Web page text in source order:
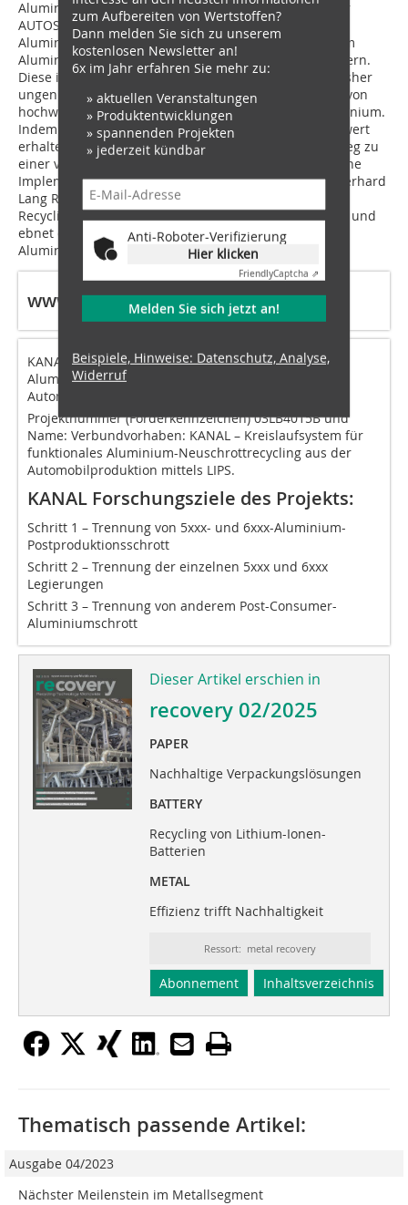
Aluminiumlieferkette nachhaltiger zu gestalten. Unser
AUTOSORT™ PULSE-System ermöglicht es
Aluminiumherstellern, die Verwendung von recyceltem
Aluminium in ihren Produktionsprozessen zu verbessern.
Diese innovative Lösung ermöglicht den Zugang zu bisher
ungenutzten Schrottquellen und die Rückgewinnung von
hochwertigem, ‚legierungsgetreuem‘ recyceltem Aluminium.
Indem wir Downcycling verhindern und den Materialwert
erhalten, schließen wir eine weitere Lücke auf dem Weg zu
einer vollständigen Materialzirkularität. Die erfolgreiche
Implementierung unserer Technologie im Werk der Gerhard
Lang Recycling GmbH zeigt, dass ein geschlossener
Recycling-Kreislauf für Produktionsabfälle möglich ist, und
ebnet den Weg für eine weniger kohlenstoffintensive
Aluminium-Lieferkette.“
www.tomra.com
KANAL steht für „Kreislaufsystem für funktio­nales
Aluminium-Neuschrottrecycling aus der
Automobilproduktion mittels LIPS“.
Projektnummer (Förderkennzeichen) 03LB4015B und
Name: Verbundvorhaben: KANAL – Kreislaufsystem für
funktionales Aluminium-Neuschrottrecycling aus der
Automobilproduktion mittels LIPS.
KANAL Forschungsziele des Projekts:
Schritt 1 – Trennung von 5xxx- und 6xxx-Aluminium-
Postproduktionsschrott
Schritt 2 – Trennung der einzelnen 5xxx und 6xxx
Legierungen
Schritt 3 – Trennung von anderem Post-Consumer-
Aluminiumschrott
Dieser Artikel erschien in
recovery 02/2025
PAPER
Nachhaltige Verpackungslösungen
BATTERY
Recycling von Lithium-Ionen-
Batterien
METAL
Effizienz trifft Nachhaltigkeit
Ressort: metal recovery
Abonnement Inhaltsverzeichnis
zum Aufbereiten von Wertstoffen?
Dann melden Sie sich zu unserem
kostenlosen Newsletter an!
6x im Jahr erfahren Sie mehr zu:
» aktuellen Veranstaltungen
» Produktentwicklungen
» spannenden Projekten
» jederzeit kündbar
Anti-Roboter-Verifizierung
Hier klicken
FriendlyCaptcha ⇗
Melden Sie sich jetzt an!
Beispiele, Hinweise: Datenschutz, Analyse,
Widerruf
Thematisch passende Artikel:
Ausgabe 04/2023
Nächster Meilenstein im Metallsegment